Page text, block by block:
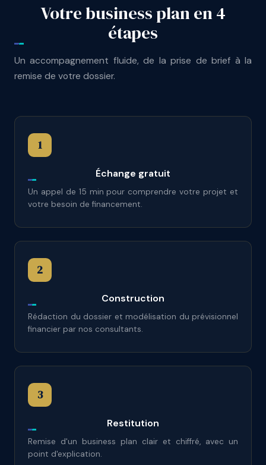
Votre business plan en 4
étapes
Un accompagnement fluide, de la prise de brief à la
remise de votre dossier.
1
Échange gratuit
Un appel de 15 min pour comprendre votre projet et
votre besoin de financement.
2
Construction
Rédaction du dossier et modélisation du prévisionnel
financier par nos consultants.
3
Restitution
Remise d'un business plan clair et chiffré, avec un
point d'explication.